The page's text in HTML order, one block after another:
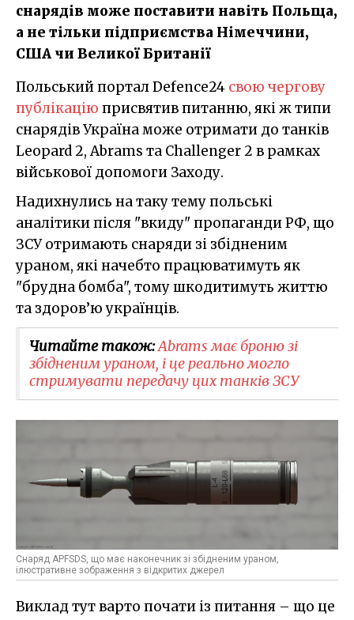
снарядів може поставити навіть Польща,
а не тільки підприємства Німеччини,
США чи Великої Британії
Польський портал Defence24 свою чергову
публікацію присвятив питанню, які ж типи
снарядів Україна може отримати до танків
Leopard 2, Abrams та Challenger 2 в рамках
військової допомоги Заходу.
Надихнулись на таку тему польські
аналітики після "вкиду" пропаганди РФ, що
ЗСУ отримають снаряди зі збідненим
ураном, які начебто працюватимуть як
"брудна бомба", тому шкодитимуть життю
та здоров’ю українців.
Читайте також:Abrams має броню зі
збідненим ураном, і це реально могло
стримувати передачу цих танків ЗСУ
Снаряд APFSDS, що має наконечник зі збідненим ураном,
ілюстративне зображення з відкритих джерел
Виклад тут варто почати із питання – що це